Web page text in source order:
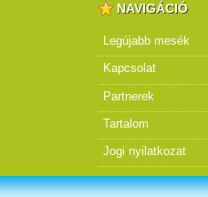
NAVIGÁCIÓ
Legújabb mesék
Kapcsolat
Partnerek
Tartalom
Jogi nyilatkozat